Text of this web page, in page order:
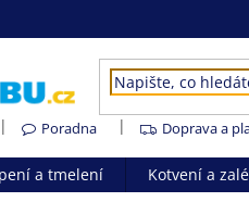
Poradna Doprava a
a tmelení Kotvení a